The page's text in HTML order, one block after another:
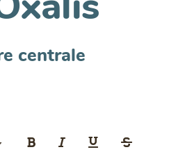
centrale